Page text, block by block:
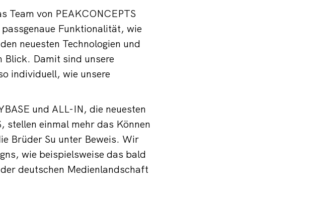
Team von PEAKCONCEPTS
Funktionalität, wie
neuesten Technologien und
Blick. Damit sind unsere
individuell, wie unsere
und ALL-IN, die neuesten
stellen einmal mehr das Können
Brüder Su unter Beweis. Wir
wie beispielsweise das bald
deutschen Medienlandschaft